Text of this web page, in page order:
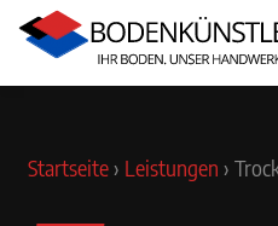
Startseite› Leistungen ›